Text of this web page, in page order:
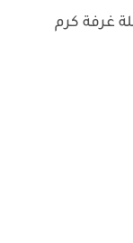
غرفة كرم